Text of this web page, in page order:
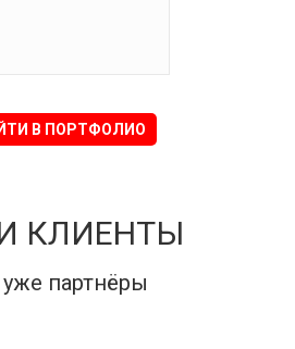
В ПОРТФОЛИО
КЛИЕНТЫ
партнёры